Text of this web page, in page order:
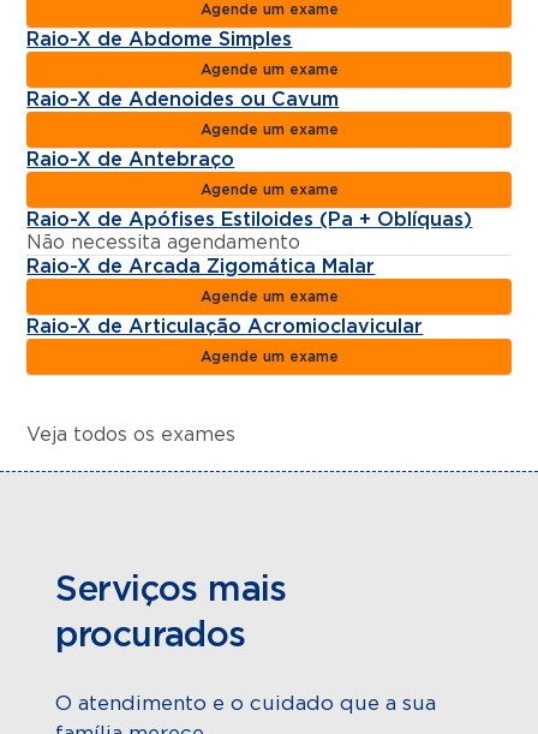
Agende um exame
Raio-X de Abdome Simples
Agende um exame
Raio-X de Adenoides ou Cavum
Agende um exame
Raio-X de Antebraço
Agende um exame
Raio-X de Apófises Estiloides (Pa + Oblíquas)
Não necessita agendamento
Raio-X de Arcada Zigomática Malar
Agende um exame
Raio-X de Articulação Acromioclavicular
Agende um exame
Veja todos os exames
Serviços mais
procurados
O atendimento e o cuidado que a sua